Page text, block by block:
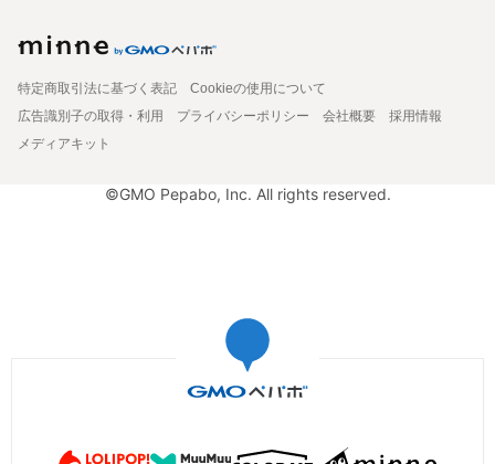
特定商取引法に基づく表記
Cookieの使用について
広告識別子の取得・利用
プライバシーポリシー 会社概要
採用情報
メディアキット
©GMO Pepabo, Inc. All rights reserved.